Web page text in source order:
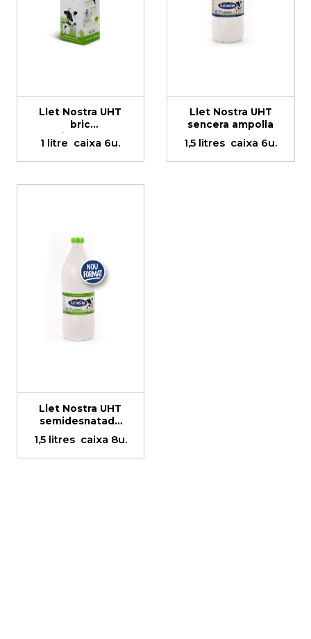
Llet Nostra UHT
bric
semidesnatada
1 litre caixa 6u.
Llet Nostra UHT
sencera ampolla
1,5 litres caixa 6u.
Llet Nostra UHT
semidesnatada
ampolla
1,5 litres caixa 8u.